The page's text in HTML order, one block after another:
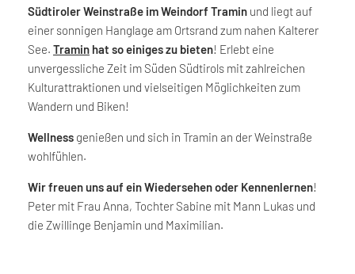
Südtiroler Weinstraße im Weindorf Tramin und liegt auf
einer sonnigen Hanglage am Ortsrand zum nahen Kalterer
See. Tramin hat so einiges zu bieten! Erlebt eine
unvergessliche Zeit im Süden Südtirols mit zahlreichen
Kulturattraktionen und vielseitigen Möglichkeiten zum
Wandern und Biken!
Wellness genießen und sich in Tramin an der Weinstraße
wohlfühlen.
Wir freuen uns auf ein Wiedersehen oder Kennenlernen!
Peter mit Frau Anna, Tochter Sabine mit Mann Lukas und
die Zwillinge Benjamin und Maximilian.